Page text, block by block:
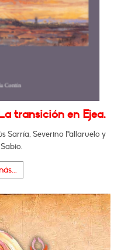
transición en Ejea.
Sarría, Severino Pallaruelo y